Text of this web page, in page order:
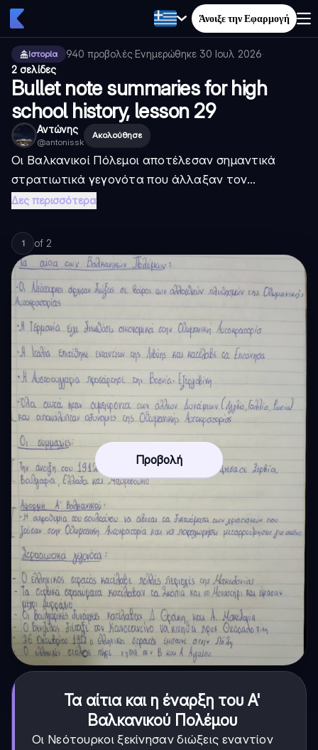
Άνοιξε την Εφαρμογή
Ιστορία 940 προβολές·Ενημερώθηκε 30 Ιουλ 2026·
2 σελίδες
Bullet note summaries for high
school history, lesson 29
Αντώνης
@antonissk
Ακολούθησε
Οι Βαλκανικοί Πόλεμοι αποτέλεσαν σημαντικά
στρατιωτικά γεγονότα που άλλαξαν τον...
Δες περισσότερα
1 of 2
Προβολή
Τα αίτια και η έναρξη του Α'
Βαλκανικού Πολέμου
Οι Νεότουρκοι ξεκίνησαν διώξεις εναντίον